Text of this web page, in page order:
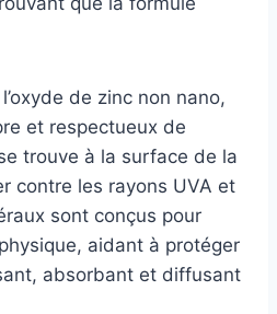
de zinc non nano,
et respectueux de
trouve à la surface de la
contre les rayons UVA et
sont conçus pour
aidant à protéger
absorbant et diffusant